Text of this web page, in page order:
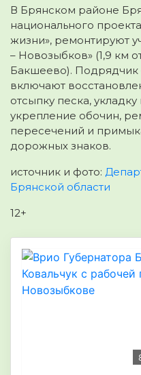
В Брянском районе
национального
жизни», ремонтируют
– Новозыбков» (1,9 км
Бакшеево).
включают
отсыпку песка,
укрепление обочин,
пересечений и
дорожных знаков.
источник и фото:
Брянской области
12+